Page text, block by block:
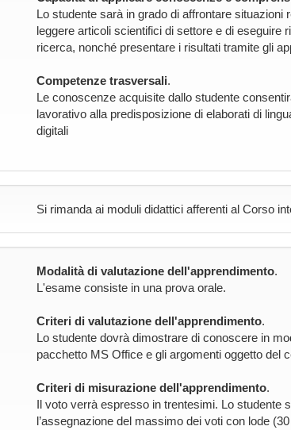
Lo studente sarà in grado di affrontare
leggere articoli scientifici di settore e di eseguire
ricerca, nonché presentare i risultati tramite gli
Competenze trasversali.
Le conoscenze acquisite dallo studente
lavorativo alla predisposizione di elaborati di
digitali
Si rimanda ai moduli didattici afferenti al Corso
Modalità di valutazione dell'apprendimento.
L'esame consiste in una prova orale.
Criteri di valutazione dell'apprendimento.
Lo studente dovrà dimostrare di conoscere in
pacchetto MS Office e gli argomenti oggetto del
Criteri di misurazione dell'apprendimento.
Il voto verrà espresso in trentesimi. Lo studente
l’assegnazione del massimo dei voti con lode